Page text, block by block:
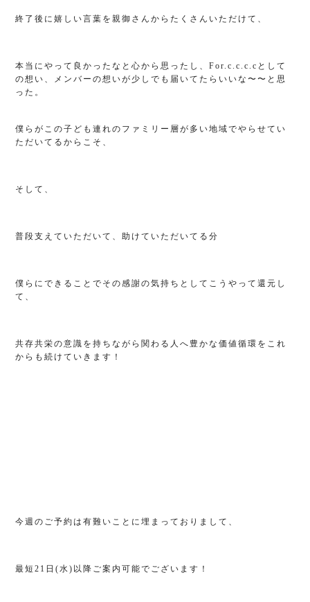
終了後に嬉しい言葉を親御さんからたくさんいただけて、
本当にやって良かったなと心から思ったし、For.c.c.c.cとして
の想い、メンバーの想いが少しでも届いてたらいいな〜〜と思
った。
僕らがこの子ども連れのファミリー層が多い地域でやらせてい
ただいてるからこそ、
そして、
普段支えていただいて、助けていただいてる分
僕らにできることでその感謝の気持ちとしてこうやって還元し
て、
共存共栄の意識を持ちながら関わる人へ豊かな価値循環をこれ
からも続けていきます！
今週のご予約は有難いことに埋まっておりまして、
最短21日(水)以降ご案内可能でございます！